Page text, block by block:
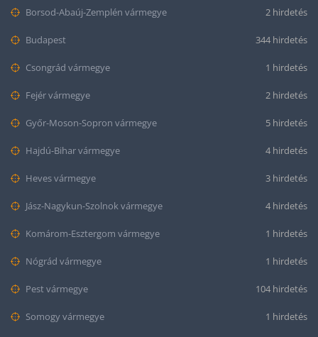
Borsod-Abaúj-Zemplén vármegye 2 hirdetés
Budapest 344 hirdetés
Csongrád vármegye 1 hirdetés
Fejér vármegye 2 hirdetés
Győr-Moson-Sopron vármegye 5 hirdetés
Hajdú-Bihar vármegye 4 hirdetés
Heves vármegye 3 hirdetés
Jász-Nagykun-Szolnok vármegye 4 hirdetés
Komárom-Esztergom vármegye 1 hirdetés
Nógrád vármegye 1 hirdetés
Pest vármegye 104 hirdetés
Somogy vármegye 1 hirdetés